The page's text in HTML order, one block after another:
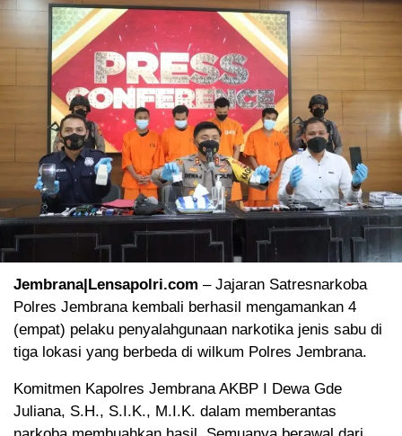
Jembrana|Lensapolri.com – Jajaran Satresnarkoba
Polres Jembrana kembali berhasil mengamankan 4
(empat) pelaku penyalahgunaan narkotika jenis sabu di
tiga lokasi yang berbeda di wilkum Polres Jembrana.
Komitmen Kapolres Jembrana AKBP I Dewa Gde
Juliana, S.H., S.I.K., M.I.K. dalam memberantas